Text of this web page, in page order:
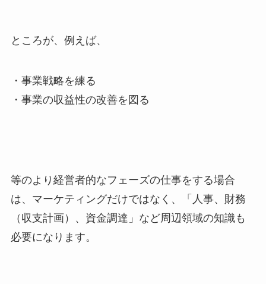
ところが、例えば、
・事業戦略を練る
・事業の収益性の改善を図る
等のより経営者的なフェーズの仕事をする場合
は、マーケティングだけではなく、「人事、財務
（収支計画）、資金調達」など周辺領域の知識も
必要になります。